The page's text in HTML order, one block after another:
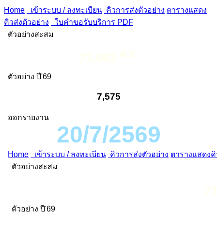
Home เข้าระบบ / ลงทะเบียน คิวการส่งตัวอย่าง ตารางแสดง
คิวส่งตัวอย่าง
ใบคำขอรับบริการ PDF
ตัวอย่างสะสม
ตัวอย่าง ปี'69
7,575
ออกรายงาน
20/7/2569